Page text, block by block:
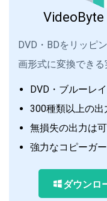
DVD・BDをリッピ
画形式に変換できる
DVD・ブルーレ
300種類以上の
無損失の出力は
強力なコピーガ
ダウンロ